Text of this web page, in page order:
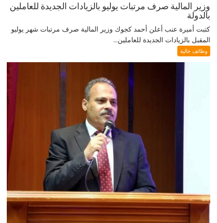
وزير المالية صرف مرتبات يوليو بالزيادات الجديدة للعاملين
بالدولة
كتبت أميرة عنب أعلن أحمد كجوك وزير المالية صرف مرتبات شهر يوليو
المقبل بالزيادات الجديدة للعاملين...
وظائف خالية